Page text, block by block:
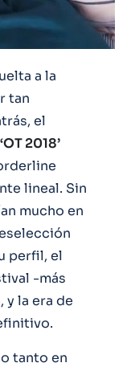
a la
tan
el
‘OT 2018’
lineal. Sin
mucho en
perfil, el
-más
la era de
tanto en